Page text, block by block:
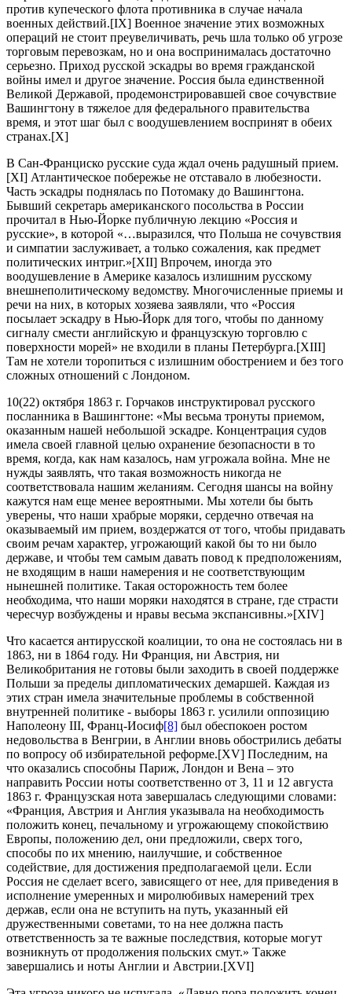
против купеческого флота противника в случае начала
военных действий.[IX] Военное значение этих возможных
операций не стоит преувеличивать, речь шла только об угрозе
торговым перевозкам, но и она воспринималась достаточно
серьезно. Приход русской эскадры во время гражданской
войны имел и другое значение. Россия была единственной
Великой Державой, продемонстрировавшей свое сочувствие
Вашингтону в тяжелое для федерального правительства
время, и этот шаг был с воодушевлением воспринят в обеих
странах.[X]
В Сан-Франциско русские суда ждал очень радушный прием.
[XI] Атлантическое побережье не отставало в любезности.
Часть эскадры поднялась по Потомаку до Вашингтона.
Бывший секретарь американского посольства в России
прочитал в Нью-Йорке публичную лекцию «Россия и
русские», в которой «…выразился, что Польша не сочувствия
и симпатии заслуживает, а только сожаления, как предмет
политических интриг.»[XII] Впрочем, иногда это
воодушевление в Америке казалось излишним русскому
внешнеполитическому ведомству. Многочисленные приемы и
речи на них, в которых хозяева заявляли, что «Россия
посылает эскадру в Нью-Йорк для того, чтобы по данному
сигналу смести английскую и французскую торговлю с
поверхности морей» не входили в планы Петербурга.[XIII]
Там не хотели торопиться с излишним обострением и без того
сложных отношений с Лондоном.
10(22) октября 1863 г. Горчаков инструктировал русского
посланника в Вашингтоне: «Мы весьма тронуты приемом,
оказанным нашей небольшой эскадре. Концентрация судов
имела своей главной целью охранение безопасности в то
время, когда, как нам казалось, нам угрожала война. Мне не
нужды заявлять, что такая возможность никогда не
соответствовала нашим желаниям. Сегодня шансы на войну
кажутся нам еще менее вероятными. Мы хотели бы быть
уверены, что наши храбрые моряки, сердечно отвечая на
оказываемый им прием, воздержатся от того, чтобы придавать
своим речам характер, угрожающий какой бы то ни было
державе, и чтобы тем самым давать повод к предположениям,
не входящим в наши намерения и не соответствующим
нынешней политике. Такая осторожность тем более
необходима, что наши моряки находятся в стране, где страсти
чересчур возбуждены и нравы весьма экспансивны.»[XIV]
Что касается антирусской коалиции, то она не состоялась ни в
1863, ни в 1864 году. Ни Франция, ни Австрия, ни
Великобритания не готовы были заходить в своей поддержке
Польши за пределы дипломатических демаршей. Каждая из
этих стран имела значительные проблемы в собственной
внутренней политике - выборы 1863 г. усилили оппозицию
Наполеону III, Франц-Иосиф[8] был обеспокоен ростом
недовольства в Венгрии, в Англии вновь обострились дебаты
по вопросу об избирательной реформе.[XV] Последним, на
что оказались способны Париж, Лондон и Вена – это
направить России ноты соответственно от 3, 11 и 12 августа
1863 г. Французская нота завершалась следующими словами:
«Франция, Австрия и Англия указывала на необходимость
положить конец, печальному и угрожающему спокойствию
Европы, положению дел, они предложили, сверх того,
способы по их мнению, наилучшие, и собственное
содействие, для достижения предполагаемой цели. Если
Россия не сделает всего, зависящего от нее, для приведения в
исполнение умеренных и миролюбивых намерений трех
держав, если она не вступить на путь, указанный ей
дружественными советами, то на нее должна пасть
ответственность за те важные последствия, которые могут
возникнуть от продолжения польских смут.» Также
завершались и ноты Англии и Австрии.[XVI]